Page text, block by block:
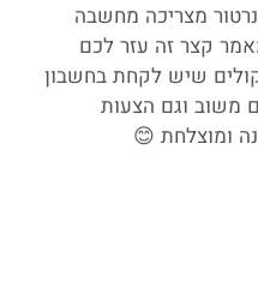
מצריכה מחשבה
קצר זה עזר לכם
שיש לקחת בחשבון
משוב וגם הצעות
ומוצלחת 😊